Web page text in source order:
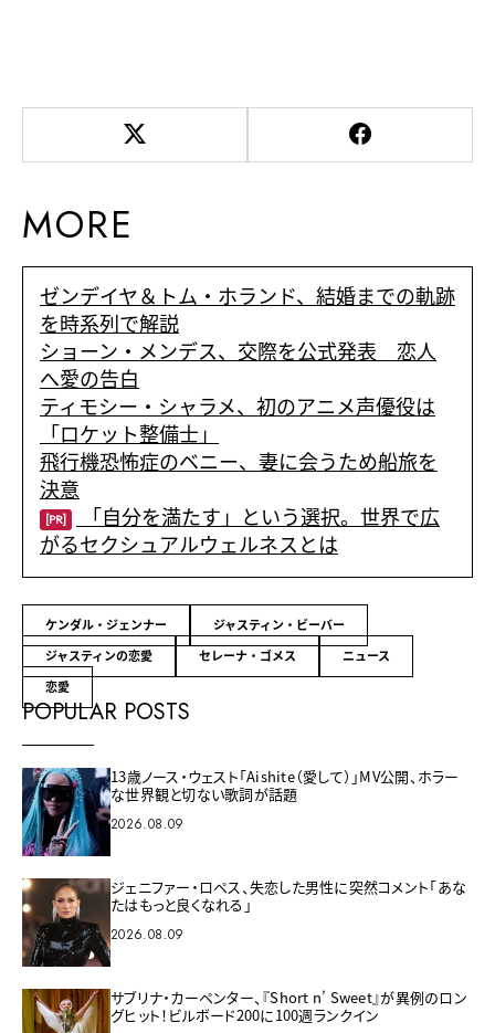
MORE
ゼンデイヤ＆トム・ホランド、結婚までの軌跡
を時系列で解説
ショーン・メンデス、交際を公式発表 恋人
へ愛の告白
ティモシー・シャラメ、初のアニメ声優役は
「ロケット整備士」
飛行機恐怖症のベニー、妻に会うため船旅を
決意
[PR]
「自分を満たす」という選択。世界で広
がるセクシュアルウェルネスとは
ケンダル・ジェンナー
ジャスティン・ビーバー
ジャスティンの恋愛
セレーナ・ゴメス
ニュース
恋愛
POPULAR POSTS
13歳ノース・ウェスト「Aishite（愛して）」MV公開、ホラー
な世界観と切ない歌詞が話題
2026.08.09
ジェニファー・ロペス、失恋した男性に突然コメント「あな
たはもっと良くなれる」
2026.08.09
サブリナ・カーペンター、『Short n’ Sweet』が異例のロン
グヒット！ビルボード200に100週ランクイン